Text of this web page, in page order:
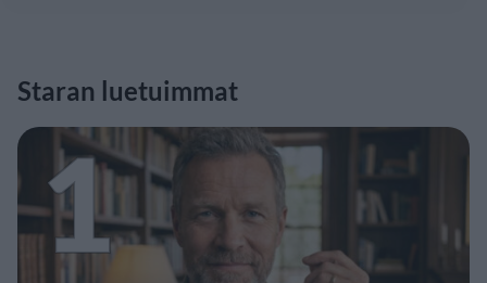
Staran luetuimmat
1